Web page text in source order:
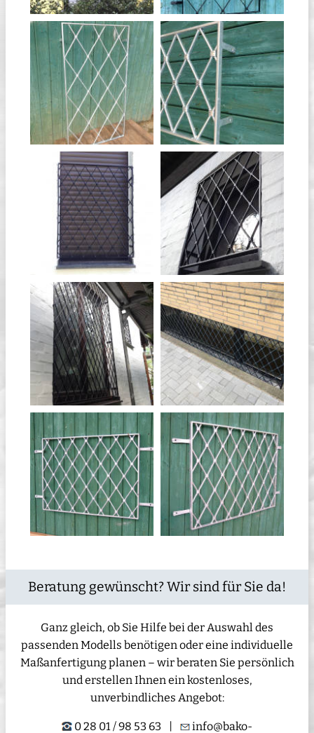
Beratung gewünscht? Wir sind für Sie da!
Ganz gleich, ob Sie Hilfe bei der Auswahl des
passenden Modells benötigen oder eine individuelle
Maßanfertigung planen – wir beraten Sie persönlich
und erstellen Ihnen ein kostenloses,
unverbindliches Angebot:
0 28 01 / 98 53 63 | info@bako-